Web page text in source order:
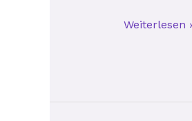
Weiterlesen